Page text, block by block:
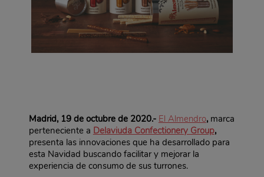
Madrid, 19 de octubre de 2020.- El Almendro, marca
perteneciente a Delaviuda Confectionery Group,
presenta las innovaciones que ha desarrollado para
esta Navidad buscando facilitar y mejorar la
experiencia de consumo de sus turrones.